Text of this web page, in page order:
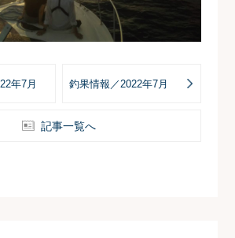
年7月 釣果情報／2022年7月
記事一覧へ